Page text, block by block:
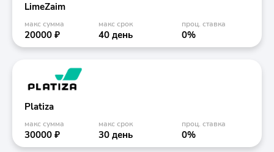
LimeZaim
макс сумма
20000 ₽
макс срок
40 день
проц. ставка
0%
Platiza
макс сумма
30000 ₽
макс срок
30 день
проц. ставка
0%